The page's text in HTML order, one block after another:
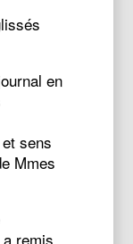
en
sens
Mmes
remis